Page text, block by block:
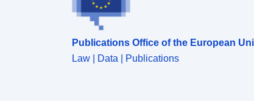
Publications Office of the European
Law | Data | Publications